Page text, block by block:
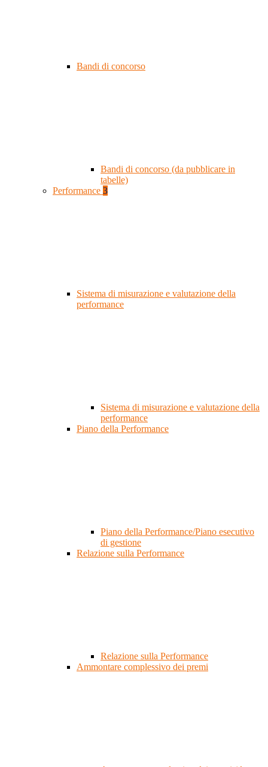
Bandi di concorso
Bandi di concorso (da pubblicare in
tabelle)
Performance 3
Sistema di misurazione e valutazione della
performance
Sistema di misurazione e valutazione della
performance
Piano della Performance
Piano della Performance/Piano esecutivo
di gestione
Relazione sulla Performance
Relazione sulla Performance
Ammontare complessivo dei premi